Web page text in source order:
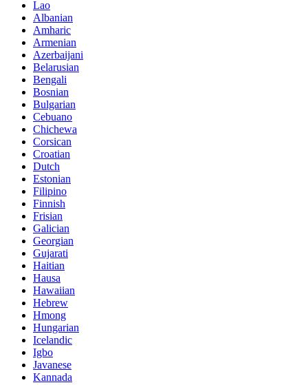
Lao
Albanian
Amharic
Armenian
Azerbaijani
Belarusian
Bengali
Bosnian
Bulgarian
Cebuano
Chichewa
Corsican
Croatian
Dutch
Estonian
Filipino
Finnish
Frisian
Galician
Georgian
Gujarati
Haitian
Hausa
Hawaiian
Hebrew
Hmong
Hungarian
Icelandic
Igbo
Javanese
Kannada